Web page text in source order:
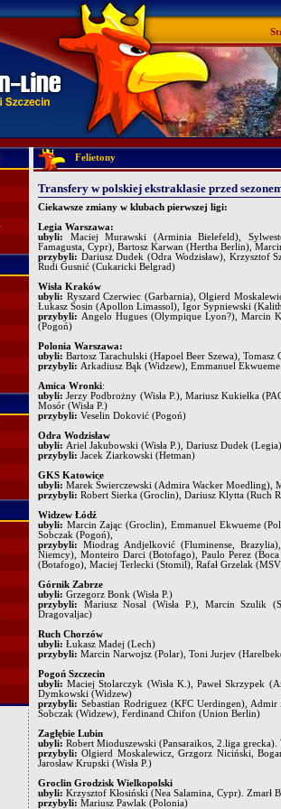
Felietony
Transfery w polskiej ekstraklasie przed
Ciekawsze zmiany w klubach pierwszej ligi:
Legia Warszawa:
ubyli: Maciej Murawski (Arminia Bielefeld),
Famagusta, Cypr), Bartosz Karwan (Hertha Berlin),
przybyli: Dariusz Dudek (Odra Wodzisław), Krzysztof
Rudi Gusnić (Cukaricki Belgrad)
Wisła Kraków
ubyli: Ryszard Czerwiec (Garbarnia), Olgierd
Łukasz Sosin (Apollon Limassol), Igor Sypniewski
przybyli: Angelo Hugues (Olympique Lyon?), Marcin
(Pogoń)
Polonia Warszawa:
ubyli: Bartosz Tarachulski (Hapoel Beer Szewa),
przybyli: Arkadiusz Bąk (Widzew), Emmanuel
Amica Wronki:
ubyli:Jerzy Podbrożny (Wisła P.), Mariusz Kukiełka
Mosór (Wisła P.)
przybyli: Veselin Doković (Pogoń)
Odra Wodzisław
ubyli: Ariel Jakubowski (Wisła P.), Dariusz Dudek
przybyli: Jacek Ziarkowski (Hetman)
GKS Katowice
ubyli: Marek Świerczewski (Admira Wacker Moedling),
przybyli: Robert Sierka (Groclin), Dariusz Klytta (Ruch
Widzew Łódź
ubyli: Marcin Zając (Groclin), Emmanuel Ekwueme
Sobczak (Pogoń),
przybyli:Miodrag Andjelković (Fluminense,
Niemcy), Monteiro Darci (Botofago), Paulo Perez
(Botafogo), Maciej Terlecki (Stomil), Rafał Grzelak
Górnik Zabrze
ubyli: Grzegorz Bonk (Wisła P.)
przybyli: Mariusz Nosal (Wisła P.), Marcin Szulik
Dragovaljac)
Ruch Chorzów
ubyli: Łukasz Madej (Lech)
przybyli: Marcin Narwojsz (Polar), Toni Jurjev
Pogoń Szczecin
ubyli:Maciej Stolarczyk (Wisła K.), Paweł Skrzypek
Dymkowski (Widzew)
przybyli: Sebastian Rodriguez (KFC Uerdingen), Admir
Sobczak (Widzew), Ferdinand Chifon (Union Berlin)
Zagłębie Lubin
ubyli: Robert Mioduszewski (Pansaraikos, 2.liga grecka).
przybyli:Olgierd Moskalewicz, Grzgorz Niciński,
Jarosław Krupski (Wisła P.)
Groclin Grodzisk Wielkopolski
ubyli: Krzysztof Kłosiński (Nea Salamina, Cypr). Zmarł
przybyli: Mariusz Pawlak (Polonia)